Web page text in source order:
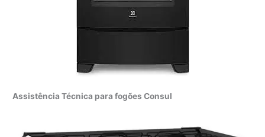
Assistência Técnica para fogões Consul